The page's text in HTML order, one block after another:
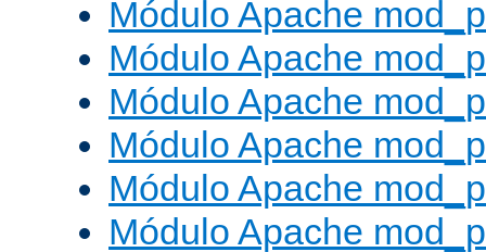
Módulo Apache
Módulo Apache
Módulo Apache
Módulo Apache
Módulo Apache
Módulo Apache